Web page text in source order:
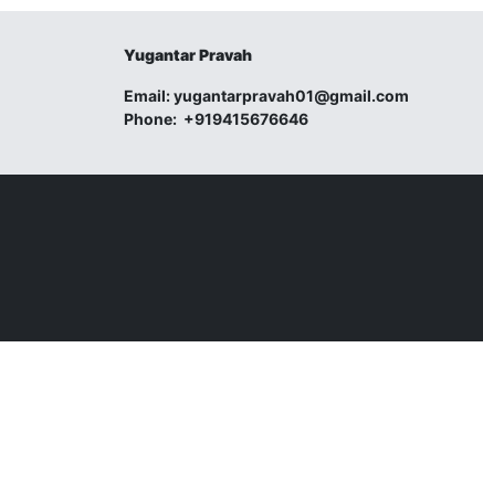
Yugantar Pravah
Email:yugantarpravah01@gmail.com
Phone: +919415676646